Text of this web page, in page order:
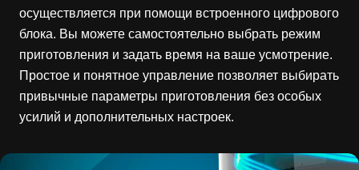
осуществляется при помощи встроенного цифрового
блока. Вы можете самостоятельно выбрать режим
приготовления и задать время на ваше усмотрение.
Простое и понятное управление позволяет выбирать
привычные параметры приготовления без особых
усилий и дополнительных настроек.